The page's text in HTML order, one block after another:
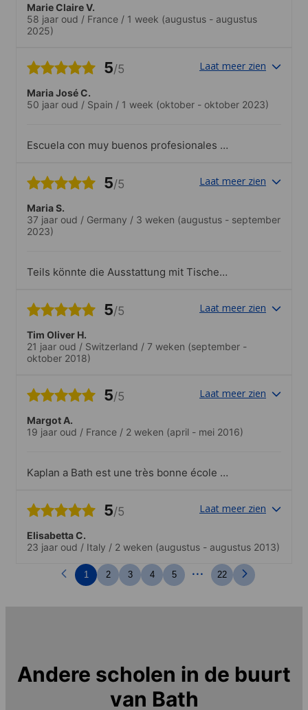
Marie Claire V.
58 jaar oud / France / 1 week (augustus - augustus
2025)
5/5 Laat meer zien
Maria José C.
50 jaar oud / Spain / 1 week (oktober - oktober 2023)
Escuela con muy buenos profesionales y
entorno.
5/5 Laat meer zien
Maria S.
37 jaar oud / Germany / 3 weken (augustus - september
2023)
Teils könnte die Ausstattung mit Tischen
5/5 Laat meer zien
Tim Oliver H.
21 jaar oud / Switzerland / 7 weken (september -
oktober 2018)
5/5 Laat meer zien
Margot A.
19 jaar oud / France / 2 weken (april - mei 2016)
Kaplan a Bath est une très bonne école et
personnes de toutes les nationalités
grand choix d'activités qui permettent de
faire de nouvelles connaissances et de
profiter au mieux de la ville
5/5 Laat meer zien
Elisabetta C.
23 jaar oud / Italy / 2 weken (augustus - augustus 2013)
1 2 3 4 5 ... 22
Andere scholen in de buurt
van Bath